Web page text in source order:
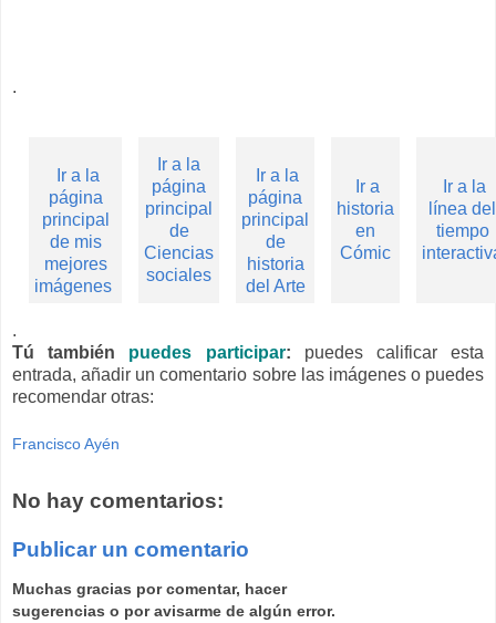
.
Ir a la
página
principal
de mis
mejores
imágenes
Ir a la
página
principal
de
Ciencias
sociales
Ir a la
página
principal
de
historia
del Arte
Ir a
historia
en
Cómic
Ir a la
línea del
tiempo
.
Tú también puedes participar: puedes calificar esta
entrada, añadir un comentario sobre las imágenes o puedes
recomendar otras:
Francisco Ayén
No hay comentarios:
Publicar un comentario
Muchas gracias por comentar, hacer
sugerencias o por avisarme de algún error.